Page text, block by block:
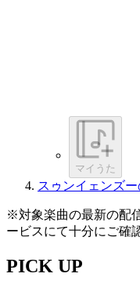
マイうた
スゥンイェンズ
※対象楽曲の最新の配
ービスにて十分にご確
PICK UP